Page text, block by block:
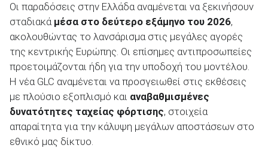
Οι παραδόσεις στην Ελλάδα αναμένεται να ξεκινήσουν
σταδιακά μέσα στο δεύτερο εξάμηνο του 2026,
ακολουθώντας το λανσάρισμα στις μεγάλες αγορές
της κεντρικής Ευρώπης. Οι επίσημες αντιπροσωπείες
προετοιμάζονται ήδη για την υποδοχή του μοντέλου.
Η νέα GLC αναμένεται να προσγειωθεί στις εκθέσεις
με πλούσιο εξοπλισμό και αναβαθμισμένες
δυνατότητες ταχείας φόρτισης, στοιχεία
απαραίτητα για την κάλυψη μεγάλων αποστάσεων στο
εθνικό μας δίκτυο.